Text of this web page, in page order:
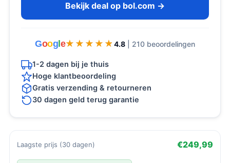
Bekijk deal op bol.com →
Goog e★★★★★
★★★★★ 4.8 | 210 beoordelingen
1-2 dagen bij je thuis
Hoge klantbeoordeling
Gratis verzending & retourneren
30 dagen geld terug garantie
Laagste prijs (30 dagen) €249,99